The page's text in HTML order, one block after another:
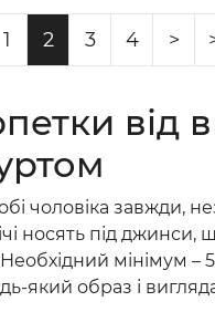
1 2 3 4 >
від
чоловіка завжди,
носять під джинси,
мінімум –
який образ і